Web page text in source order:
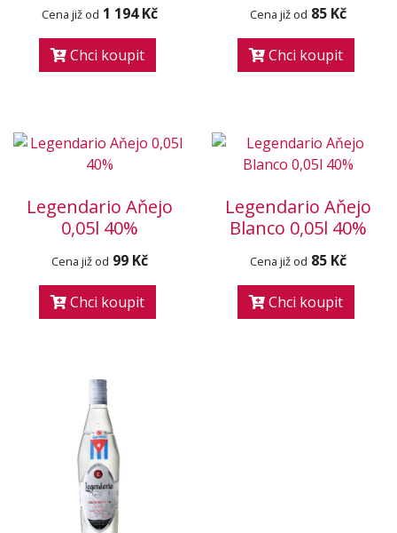
Cena již od 1 194 Kč
Chci koupit
Cena již od 85 Kč
Chci koupit
Legendario Aňejo
0,05l 40%
Cena již od 99 Kč
Chci koupit
Legendario Aňejo
Blanco 0,05l 40%
Cena již od 85 Kč
Chci koupit